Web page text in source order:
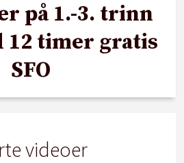
på 1.-3. trinn
timer gratis
SFO
videoer